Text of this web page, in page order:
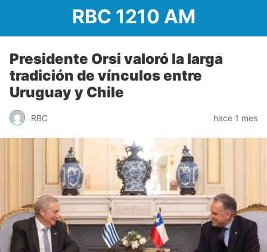
RBC 1210 AM
Presidente Orsi valoró la larga
tradición de vínculos entre
Uruguay y Chile
RBC hace 1 mes